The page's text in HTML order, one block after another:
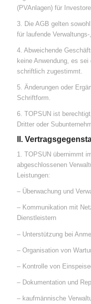
(PVAnlagen) für
3. Die AGB gelten
für laufende
4. Abweichende
keine Anwendung, es
schriftlich zugestimmt.
5. Änderungen oder
Schriftform.
6. TOPSUN ist
Dritter oder
II.
1. TOPSUN übernimmt
abgeschlossenen
Leistungen:
– Überwachung und
– Kommunikation mit
Dienstleistern
– Unterstützung bei
– Organisation von
– Kontrolle von
– Dokumentation und
– kaufmännische